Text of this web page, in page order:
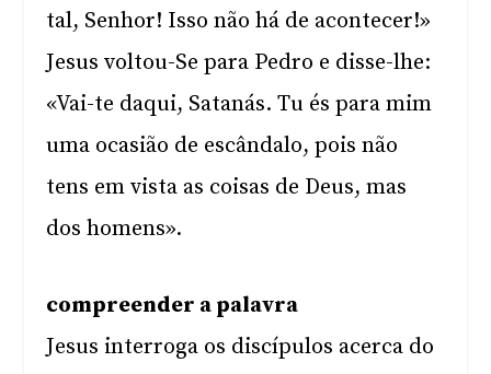
tal, Senhor! Isso não há de acontecer!»
Jesus voltou-Se para Pedro e disse-lhe:
«Vai-te daqui, Satanás. Tu és para mim
uma ocasião de escândalo, pois não
tens em vista as coisas de Deus, mas
dos homens».
compreender a palavra
Jesus interroga os discípulos acerca do